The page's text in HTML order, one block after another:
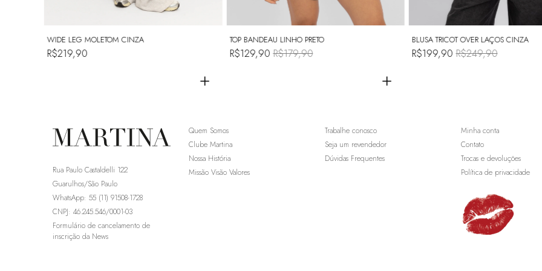
WIDE LEG MOLETOM CINZA
R$219,90
+
TOP BANDEAU LINHO PRETO
R$129,90R$179,90
+
BLUSA TRICOT OVER LAÇOS CINZA
R$199,90R$249,90
Minha conta
Contato
Trocas e devoluções
Política de privacidade
Trabalhe conosco
Seja um revendedor
Dúvidas Frequentes
Quem Somos
Clube Martina
Nossa História
Missão Visão Valores
Rua Paulo Castaldelli 122
Guarulhos/São Paulo
WhatsApp: 55 (11) 91508-1728
CNPJ: 46.245.546/0001-03
Formulário de cancelamento de
inscrição da News